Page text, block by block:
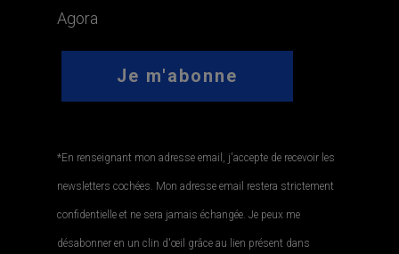
Agora
*En renseignant mon adresse email, j'accepte de recevoir les
newsletters cochées. Mon adresse email restera strictement
confidentielle et ne sera jamais échangée. Je peux me
désabonner en un clin d'œil grâce au lien présent dans